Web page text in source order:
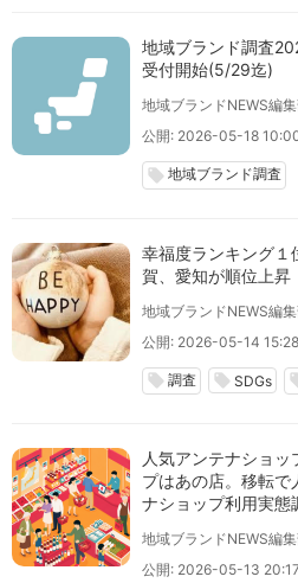
地域ブランド調査
受付開始(5/29迄)
地域ブランドNEWS編
公開: 2026-05-18
local_offer 地域ブランド調査
幸福度ランキング
賀、愛知が順位上昇
地域ブランドNEWS編
公開: 2026-05-14
local_offer 調査 local_offer SDGs
人気アンテナショ
プはあの店。移転で
ナショップ利用実態
地域ブランドNEWS編
公開: 2026-05-13